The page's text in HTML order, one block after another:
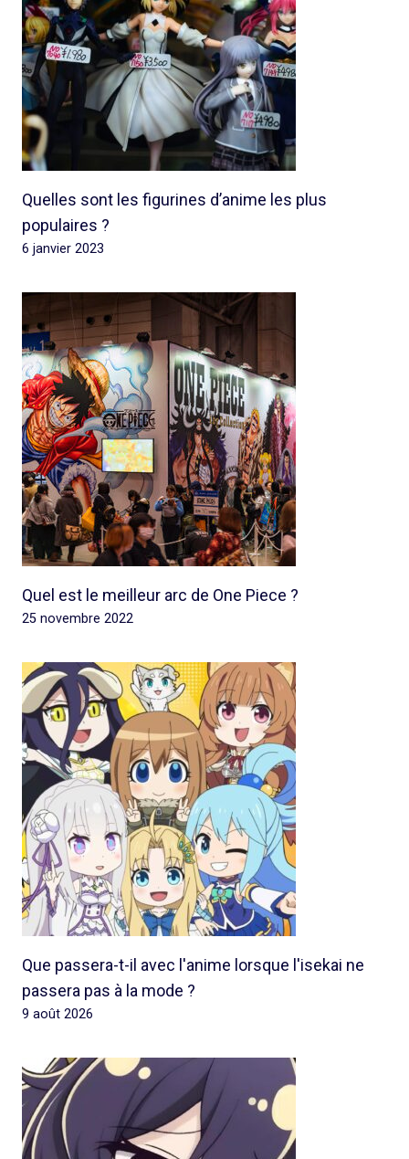
Quelles sont les figurines d’anime les plus
populaires ?
6 janvier 2023
Quel est le meilleur arc de One Piece ?
25 novembre 2022
Que passera-t-il avec l'anime lorsque l'isekai ne
passera pas à la mode ?
9 août 2026